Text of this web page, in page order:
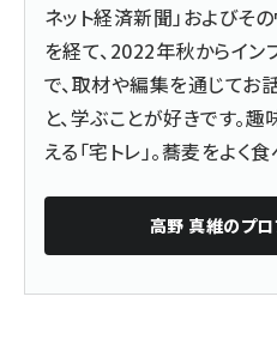
ネット経済新聞」およびそ
を経て、2022年秋からイ
で、取材や編集を通じてお
と、学ぶことが好きです。
える「宅トレ」。蕎麦をよく食
高野 真維のプ